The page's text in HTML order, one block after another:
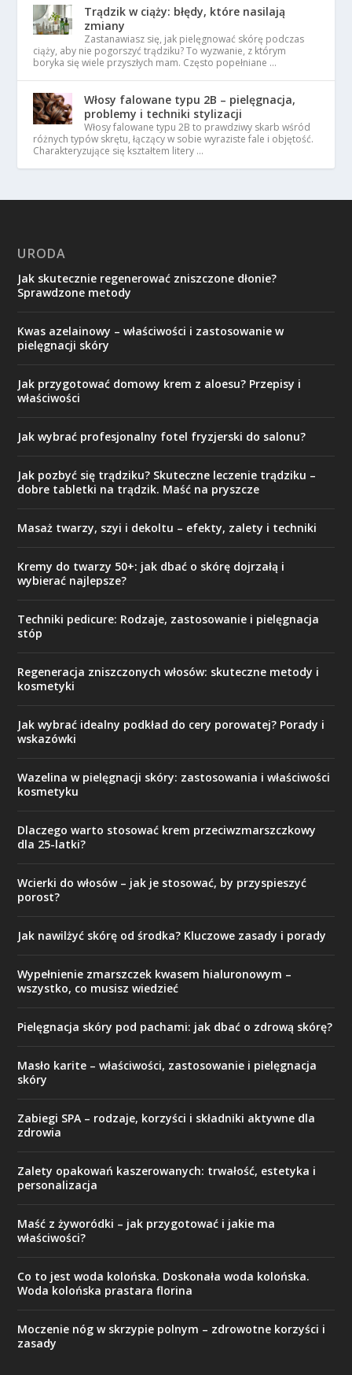
Trądzik w ciąży: błędy, które nasilają
zmiany
Zastanawiasz się, jak pielęgnować skórę podczas
ciąży, aby nie pogorszyć trądziku? To wyzwanie, z którym
boryka się wiele przyszłych mam. Często popełniane …
Włosy falowane typu 2B – pielęgnacja,
problemy i techniki stylizacji
Włosy falowane typu 2B to prawdziwy skarb wśród
różnych typów skrętu, łączący w sobie wyraziste fale i objętość.
Charakteryzujące się kształtem litery …
URODA
Jak skutecznie regenerować zniszczone dłonie?
Sprawdzone metody
Kwas azelainowy – właściwości i zastosowanie w
pielęgnacji skóry
Jak przygotować domowy krem z aloesu? Przepisy i
właściwości
Jak wybrać profesjonalny fotel fryzjerski do salonu?
Jak pozbyć się trądziku? Skuteczne leczenie trądziku –
dobre tabletki na trądzik. Maść na pryszcze
Masaż twarzy, szyi i dekoltu – efekty, zalety i techniki
Kremy do twarzy 50+: jak dbać o skórę dojrzałą i
wybierać najlepsze?
Techniki pedicure: Rodzaje, zastosowanie i pielęgnacja
stóp
Regeneracja zniszczonych włosów: skuteczne metody i
kosmetyki
Jak wybrać idealny podkład do cery porowatej? Porady i
wskazówki
Wazelina w pielęgnacji skóry: zastosowania i właściwości
kosmetyku
Dlaczego warto stosować krem przeciwzmarszczkowy
dla 25-latki?
Wcierki do włosów – jak je stosować, by przyspieszyć
porost?
Jak nawilżyć skórę od środka? Kluczowe zasady i porady
Wypełnienie zmarszczek kwasem hialuronowym –
wszystko, co musisz wiedzieć
Pielęgnacja skóry pod pachami: jak dbać o zdrową skórę?
Masło karite – właściwości, zastosowanie i pielęgnacja
skóry
Zabiegi SPA – rodzaje, korzyści i składniki aktywne dla
zdrowia
Zalety opakowań kaszerowanych: trwałość, estetyka i
personalizacja
Maść z żyworódki – jak przygotować i jakie ma
właściwości?
Co to jest woda kolońska. Doskonała woda kolońska.
Woda kolońska prastara florina
Moczenie nóg w skrzypie polnym – zdrowotne korzyści i
zasady